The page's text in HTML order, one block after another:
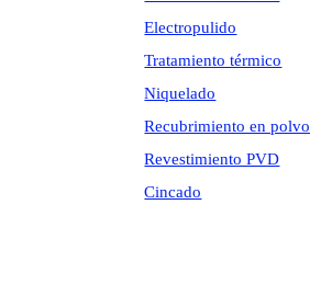
Electropulido
Tratamiento térmico
Niquelado
Recubrimiento en polvo
Revestimiento PVD
Cincado